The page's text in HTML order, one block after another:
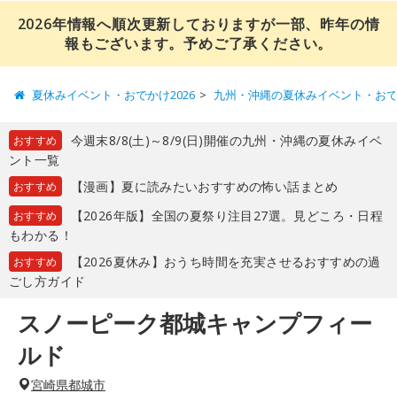
2026年情報へ順次更新しておりますが一部、昨年の情
報もございます。予めご了承ください。
夏休みイベント・おでかけ2026 九州・沖縄の夏休みイベント・お
おすすめ
今週末8/8(土)～8/9(日)開催の九州・沖縄の夏休みイベ
ント一覧
おすすめ 【漫画】夏に読みたいおすすめの怖い話まとめ
おすすめ
【2026年版】全国の夏祭り注目27選。見どころ・日程
もわかる！
おすすめ
【2026夏休み】おうち時間を充実させるおすすめの過
ごし方ガイド
スノーピーク都城キャンプフィー
ルド
宮崎県都城市